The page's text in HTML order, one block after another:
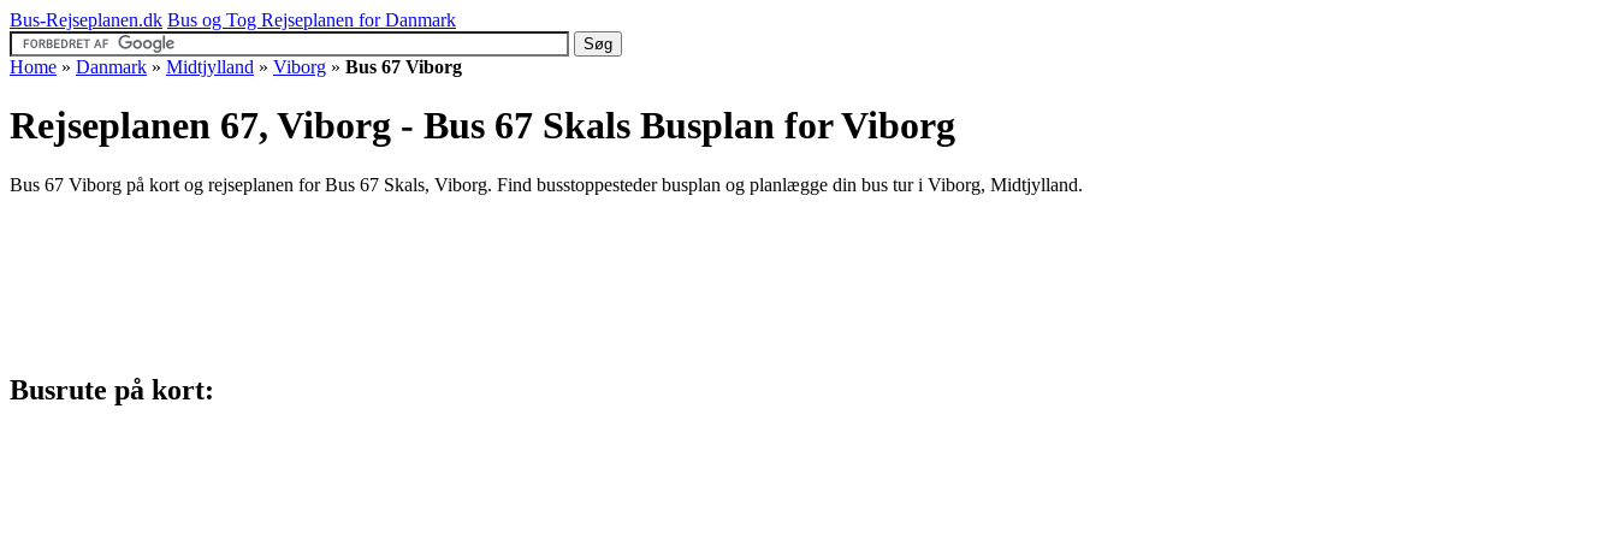
Bus-Rejseplanen.dk Bus og Tog Rejseplanen for Danmark
Home » Danmark » Midtjylland » Viborg » Bus 67 Viborg
Rejseplanen 67, Viborg - Bus 67 Skals Busplan for Viborg
Bus 67 Viborg på kort og rejseplanen for Bus 67 Skals, Viborg. Find busstoppesteder busplan og planlægge din bus tur i Viborg, Midtjylland.
Busrute på kort: